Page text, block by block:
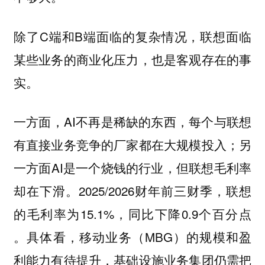
除了C端和B端面临的复杂情况，联想面临
某些业务的商业化压力，也是客观存在的事
实。
一方面，AI不再是稀缺的东西，每个与联想
有直接业务竞争的厂家都在大规模投入；另
一方面AI是一个烧钱的行业，但联想毛利率
却在下滑。2025/2026财年前三财季，联想
的毛利率为15.1%，同比下降0.9个百分点
。具体看，移动业务（MBG）的规模和盈
利能力有待提升，基础设施业务集团仍需把